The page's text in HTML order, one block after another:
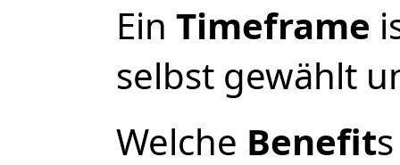
Ein Timeframe
selbst gewählt
Welche Benefit